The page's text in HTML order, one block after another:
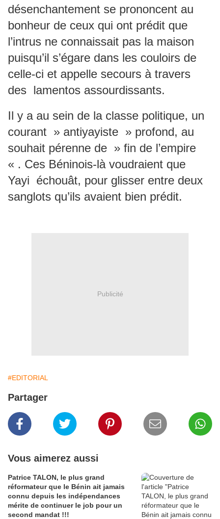
désenchantement se prononcent au
bonheur de ceux qui ont prédit que
l’intrus ne connaissait pas la maison
puisqu’il s’égare dans les couloirs de
celle-ci et appelle secours à travers
des lamentos assourdissants.
Il y a au sein de la classe politique, un
courant » antiyayiste » profond, au
souhait pérenne de » fin de l’empire
« . Ces Béninois-là voudraient que
Yayi échouât, pour glisser entre deux
sanglots qu’ils avaient bien prédit.
Publicité
#EDITORIAL
Partager
Vous aimerez aussi
Patrice TALON, le plus grand
réformateur que le Bénin ait jamais
connu depuis les indépendances
mérite de continuer le job pour un
second mandat !!!